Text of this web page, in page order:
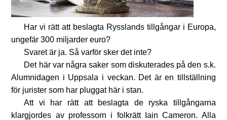
Har vi rätt att beslagta Rysslands tillgångar i Europa,
ungefär 300 miljarder euro?
Svaret är ja. Så varför sker det inte?
Det här var några saker som diskuterades på den s.k.
Alumnidagen i Uppsala i veckan. Det är en tillställning
för jurister som har pluggat här i stan.
Att vi har rätt att beslagta de ryska tillgångarna
klargjordes av professorn i folkrätt Iain Cameron. Alla